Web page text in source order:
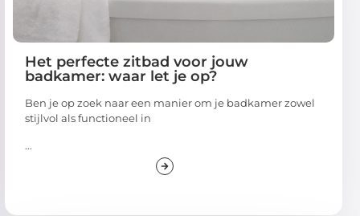
Het perfecte zitbad voor jouw
badkamer: waar let je op?
Ben je op zoek naar een manier om je badkamer zowel
stijlvol als functioneel in
...